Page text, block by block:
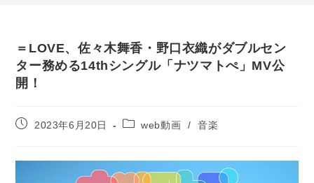
＝LOVE、佐々木舞香・野口衣織がダブルセン
ター務める14thシングル「ナツマトぺ」MV公
開！
投
開
2023年6月20日
投
テ
ゴ
web動画 / 音楽